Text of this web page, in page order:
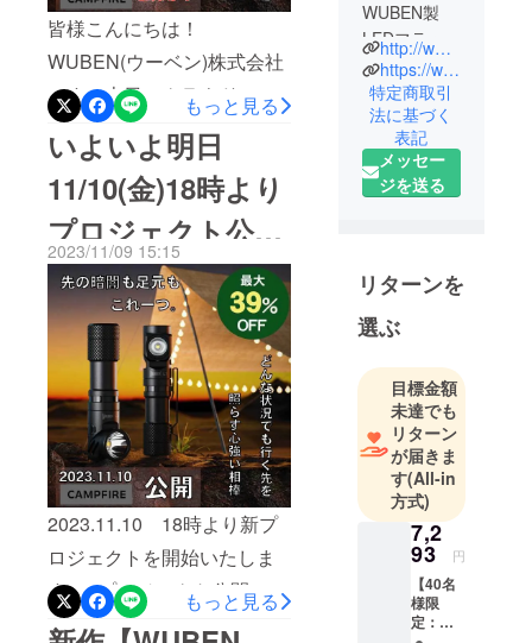
皆様こんにちは！
WUBEN(ウーベン)株式会社
です。本日、クラウドファ
ンディング【キャンプファ
イヤー】にてプロジェクト
を公開させて頂きました。■
プロジェクト公開中
URL↓↓↓https://camp-
fire.jp/projects/view/704783
今までになかったデュアル
光源が同時点灯で使用でき
る最強の懐中電灯！アウト
ドアから災害、緊急時まで
使えるLED懐中電灯【L1】
の登場です！【あったら嬉
しいスペック】を搭載した
高性能、アウトドア、災
害、緊急時、普段使いと
様々な状況に対応する新時
もっと見る
いよいよ明日
11/10(金)18時より
プロジェクト公開
決定！！
2023/11/09 15:15
2023.11.10 18時より新プ
ロジェクトを開始いたしま
す！■プロジェクト公開
URL↓↓↓https://camp-
もっと見る
WUBEN製
LEDフラッ
シュライト
の日本の総
輸入元で
す。WUBEN
では、厳し
いテストに
新なデザイ
ンのハイエ
ンドのLEDフ
イトを中心
に製造販売
しており、
全世界のア
ウトドア愛
好家に支持
されていま
す。WUBEN
は、より耐
久性の高い
http://www.wuben.co.jp/
https://www.rakuten.ne.jp/gold/mby1112/
特定商取引
法に基づく
表記
メッセー
ジを送る
リターンを
選ぶ
目標金額
未達でも
リターン
が届きま
す(All-in
方式)
7,2
93 円
【40名
様限
定：早